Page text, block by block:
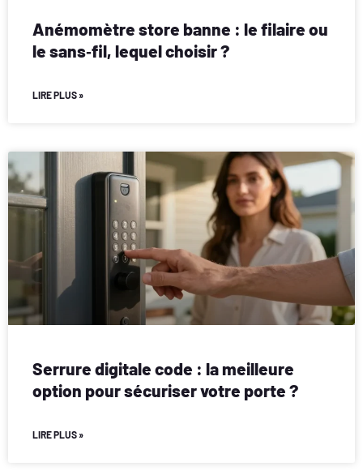
Anémomètre store banne : le filaire ou
le sans‑fil, lequel choisir ?
LIRE PLUS »
Serrure digitale code : la meilleure
option pour sécuriser votre porte ?
LIRE PLUS »